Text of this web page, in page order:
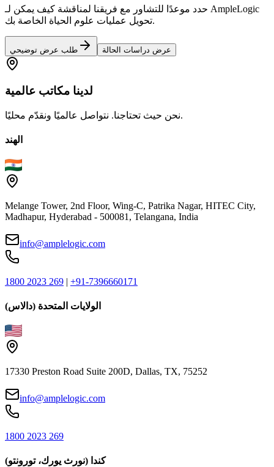
حدد موعدًا للتشاور مع فريقنا لمناقشة كيف يمكن لـ AmpleLogic
تحويل عمليات علوم الحياة الخاصة بك.
طلب عرض توضيحي عرض دراسات الحالة
لدينا مكاتب عالمية
نحن حيث تحتاجنا. نتواصل عالميًا ونقدّم محليًا.
الهند
Melange Tower, 2nd Floor, Wing-C, Patrika Nagar, HITEC City,
Madhapur, Hyderabad - 500081, Telangana, India
info@amplelogic.com
1800 2023 269 | +91-7396660171
الولايات المتحدة (دالاس)
17330 Preston Road Suite 200D, Dallas, TX, 75252
info@amplelogic.com
1800 2023 269
كندا (نورث يورك، تورونتو)